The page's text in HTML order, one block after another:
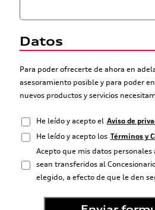
Datos
Para poder ofrecerte de ahora en
asesoramiento posible y para poder
nuevos productos y servicios
He leído y acepto el Aviso de
He leído y acepto los Términos y
Acepto que mis datos
sean transferidos al
elegido, a efecto de que le den